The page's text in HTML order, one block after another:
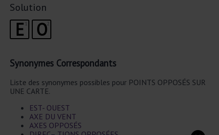
Solution
1
E 2
O
Synonymes Correspondants
Liste des synonymes possibles pour POINTS OPPOSÉS SUR
UNE CARTE.
EST- OUEST
AXE DU VENT
AXES OPPOSÉS